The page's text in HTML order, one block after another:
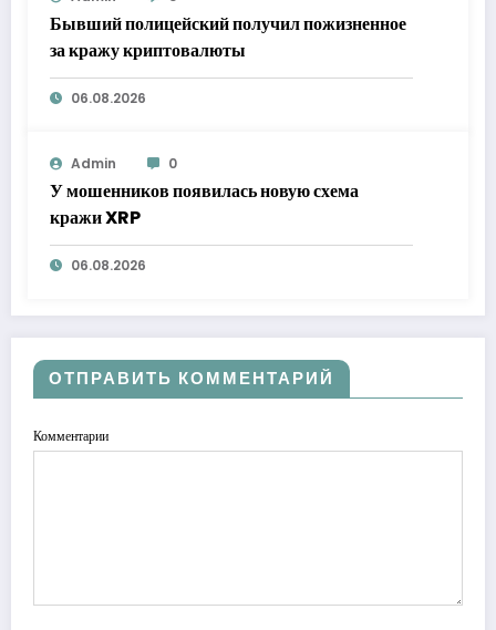
Бывший полицейский получил пожизненное
за кражу криптовалюты
06.08.2026
Admin 0
У мошенников появилась новую схема
кражи XRP
06.08.2026
ОТПРАВИТЬ КОММЕНТАРИЙ
Комментарии